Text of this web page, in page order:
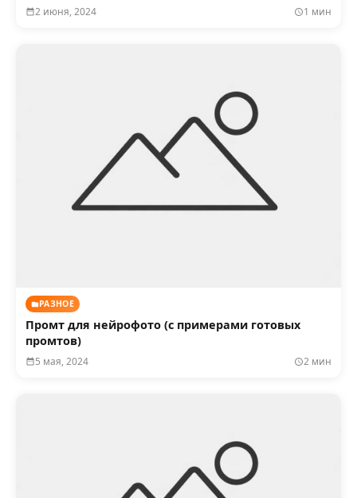
2 июня, 2024 1 мин
РАЗНОЕ
Промт для нейрофото (с примерами готовых
промтов)
5 мая, 2024 2 мин